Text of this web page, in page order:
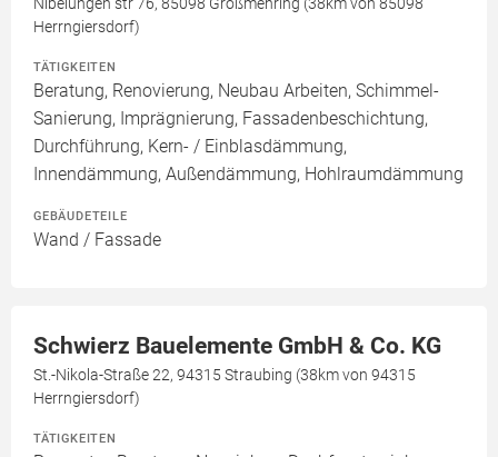
Herrngiersdorf)
TÄTIGKEITEN
Beratung, Renovierung, Neubau Arbeiten, Schimmel-
Sanierung, Imprägnierung, Fassadenbeschichtung,
Durchführung, Kern- / Einblasdämmung,
Innendämmung, Außendämmung, Hohlraumdämmung
GEBÄUDETEILE
Wand / Fassade
Schwierz Bauelemente GmbH & Co. KG
St.-Nikola-Straße 22, 94315 Straubing (38km von 94315
Herrngiersdorf)
TÄTIGKEITEN